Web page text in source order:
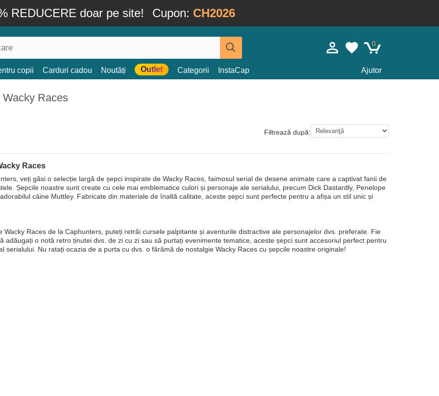
REDUCERE doar pe site! Cupon: CH2026
0
copii Carduri cadou Noutăți Outlet Categorii InstaCap Ajutor
Wacky Races
Filtrează după:
Races
veți găsi o selecție largă de șepci inspirate de Wacky Races, faimosul serial de desene animate care a captivat fanii de
Șepcile noastre sunt create cu cele mai emblematice culori și personaje ale serialului, precum Dick Dastardly, Penelope
câine Muttley. Fabricate din materiale de înaltă calitate, aceste șepci sunt perfecte pentru a afișa un stil unic și
Wacky Races de la Caphunters, puteți retrăi cursele palpitante și aventurile distractive ale personajelor dvs. preferate. Fie
adăugați o notă retro ținutei dvs. de zi cu zi sau să purtați evenimente tematice, aceste șepci sunt accesoriul perfect pentru
serialului. Nu ratați ocazia de a purta cu dvs. o fărâmă de nostalgie Wacky Races cu șepcile noastre originale!